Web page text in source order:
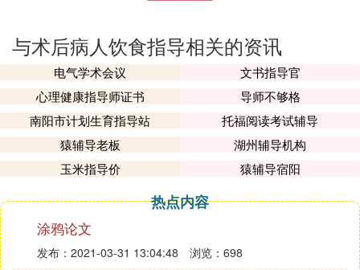
Ⅳ 手术后吃什么好手术后饮食注意事项
健康是个宝，可人们往往失去之后才知道健康的重要
性。生病了，能吃药就治愈固然好，可有些疾病非得
动刀子，动手术。手术过后的饮食尤为重要，稍有不
慎还有可能导致伤口复发。手术后吃什么好呢？手术
后首先要加强营养各种外科水术过程中一般都有出血
或组织液渗出，因此很可能会出现贫血及低蛋白质
症。另外，疼痛、创伤及手术中的刺激会导致营养物
质消耗的增加。这些均可导致营养缺乏和抵抗力下
降。所以手术后加强营养是术后伤口愈合、体质恢复
与术后病人饮食指导相关的资讯
电气学术会议
文书指导官
心理健康指导师证书
导师不够格
南阳市计划生育指导站
托福阅读考试辅导
猿辅导老板
湖州辅导机构
玉米指导价
猿辅导宿阳
热点内容
涂鸦论文
发布：2021-03-31 13:04:48 浏览：698